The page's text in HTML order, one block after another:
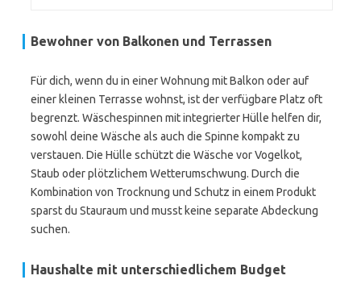
Bewohner von Balkonen und Terrassen
Für dich, wenn du in einer Wohnung mit Balkon oder auf
einer kleinen Terrasse wohnst, ist der verfügbare Platz oft
begrenzt. Wäschespinnen mit integrierter Hülle helfen dir,
sowohl deine Wäsche als auch die Spinne kompakt zu
verstauen. Die Hülle schützt die Wäsche vor Vogelkot,
Staub oder plötzlichem Wetterumschwung. Durch die
Kombination von Trocknung und Schutz in einem Produkt
sparst du Stauraum und musst keine separate Abdeckung
suchen.
Haushalte mit unterschiedlichem Budget